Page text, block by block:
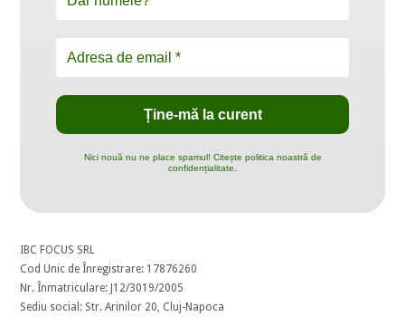
Nici nouă nu ne place spamul! Citește politica noastră de
confidențialitate.
IBC FOCUS SRL
Cod Unic de Înregistrare: 17876260
Nr. Înmatriculare: J12/3019/2005
Sediu social: Str. Arinilor 20, Cluj-Napoca